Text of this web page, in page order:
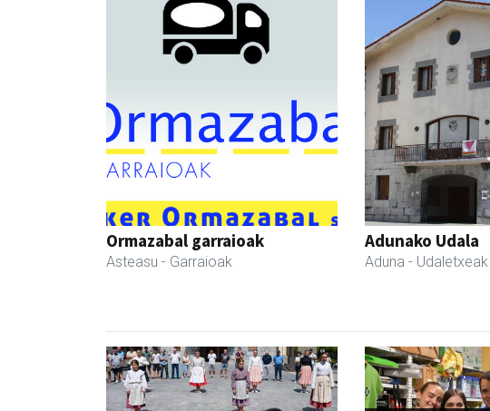
Ormazabal garraioak
Asteasu - Garraioak
Adunako Udala
Aduna - Udaletxeak